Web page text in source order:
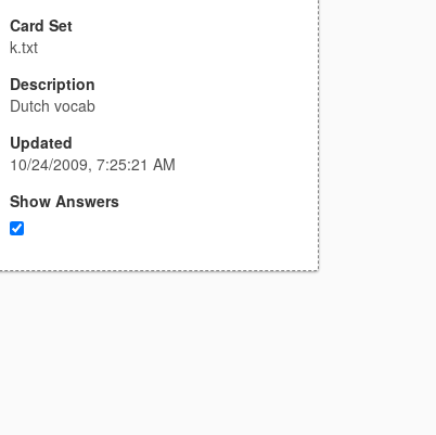
Card Set
k.txt
Description
Dutch vocab
Updated
10/24/2009, 7:25:21 AM
Show Answers